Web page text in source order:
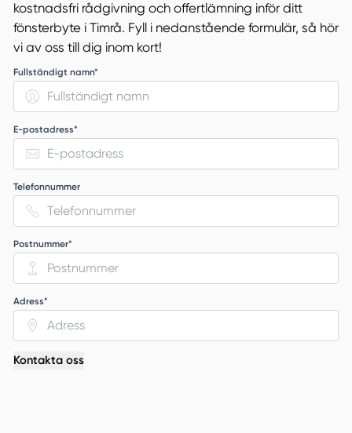
kostnadsfri rådgivning och offertlämning inför ditt
fönsterbyte i Timrå. Fyll i nedanstående formulär, så hör
vi av oss till dig inom kort!
Fullständigt namn*
E-postadress*
Telefonnummer
Postnummer*
Adress*
Kontakta oss